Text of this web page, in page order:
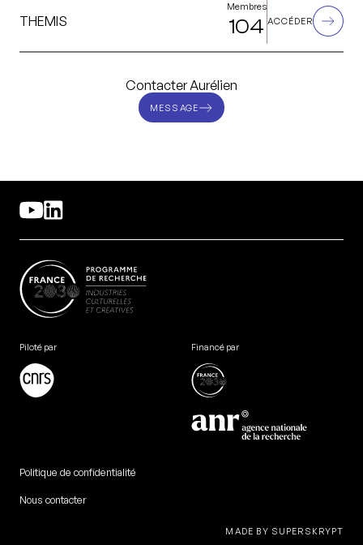
THEMIS
Membres
104 ACCÉDER
Contacter Aurélien
MESSAGE
Piloté par Financé par
Politique de confidentialité
Nous contacter
MADE BY SUPERSKRYPT